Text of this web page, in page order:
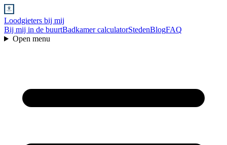
Loodgieters bij mij
Bij mij in de buurtBadkamer calculatorStedenBlogFAQ
Open menu